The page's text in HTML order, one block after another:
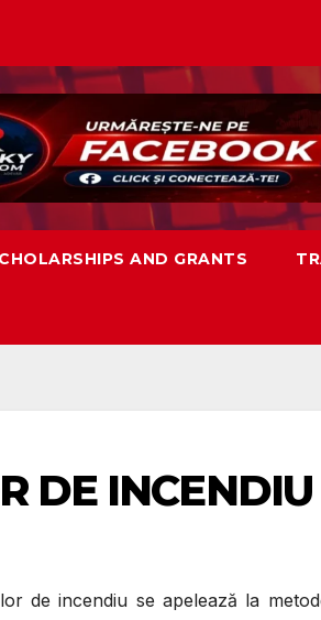
AND GRANTS
DE INCENDIU
de incendiu se apelează la